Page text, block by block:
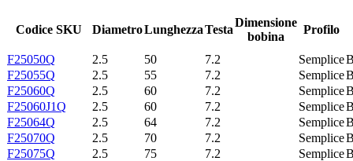
Codice SKU DiametroLunghezzaTesta
Dimensione
bobina
Profilo
F25050Q 2.5 50 7.2 Semplice
F25055Q
2.5 55 7.2 Semplice
F25060Q
2.5 60 7.2 Semplice
F25060J1Q
2.5 60 7.2 Semplice
F25064Q
2.5 64 7.2 Semplice
F25070Q
2.5 70 7.2 Semplice
F25075Q
2.5 75 7.2 Semplice